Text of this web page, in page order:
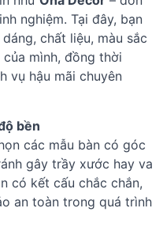
nghiệm. Tại đây, bạn
chất liệu, màu sắc
mình, đồng thời
vụ hậu mãi chuyên
bền
các mẫu bàn có góc
gây trầy xước hay va
có kết cấu chắc chắn,
an toàn trong quá trình